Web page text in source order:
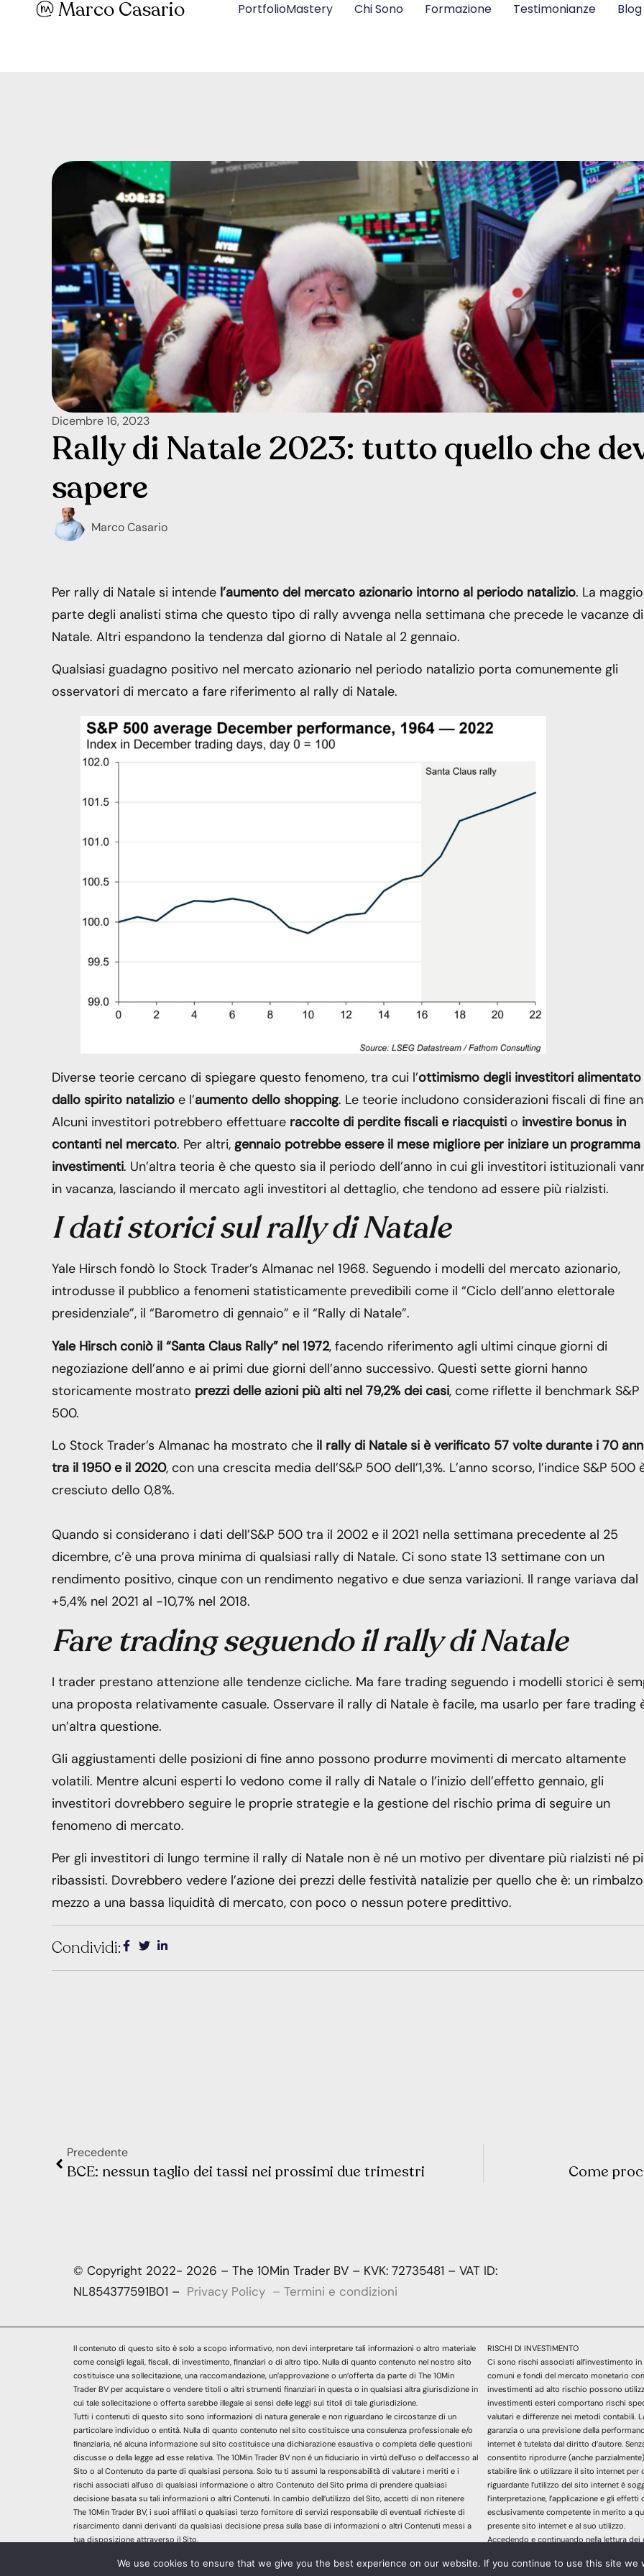
Marco Casario PortfolioMastery Chi Sono Formazione Testimonianze Blog
Dicembre 16, 2023
Rally di Natale 2023: tutto quello che
sapere
Marco Casario
Per rally di Natale si intende l’aumento del mercato azionario intorno al periodo natalizio. La
parte degli analisti stima che questo tipo di rally avvenga nella settimana che precede le vacanze di
Natale. Altri espandono la tendenza dal giorno di Natale al 2 gennaio.
Qualsiasi guadagno positivo nel mercato azionario nel periodo natalizio porta comunemente gli
osservatori di mercato a fare riferimento al rally di Natale.
Diverse teorie cercano di spiegare questo fenomeno, tra cui l’ottimismo degli investitori alimentato
dallo spirito natalizio e l’aumento dello shopping. Le teorie includono considerazioni fiscali di fine
Alcuni investitori potrebbero effettuare raccolte di perdite fiscali e riacquisti o investire bonus in
contanti nel mercato. Per altri, gennaio potrebbe essere il mese migliore per iniziare un programma
investimenti. Un’altra teoria è che questo sia il periodo dell’anno in cui gli investitori istituzionali
in vacanza, lasciando il mercato agli investitori al dettaglio, che tendono ad essere più rialzisti.
I dati storici sul rally di Natale
Yale Hirsch fondò lo Stock Trader’s Almanac nel 1968. Seguendo i modelli del mercato azionario,
introdusse il pubblico a fenomeni statisticamente prevedibili come il “Ciclo dell’anno elettorale
presidenziale”, il “Barometro di gennaio” e il “Rally di Natale”.
Yale Hirsch coniò il “Santa Claus Rally” nel 1972, facendo riferimento agli ultimi cinque giorni di
negoziazione dell’anno e ai primi due giorni dell’anno successivo. Questi sette giorni hanno
storicamente mostrato prezzi delle azioni più alti nel 79,2% dei casi, come riflette il benchmark S&P
500.
Lo Stock Trader’s Almanac ha mostrato che il rally di Natale si è verificato 57 volte durante i 70
tra il 1950 e il 2020, con una crescita media dell’S&P 500 dell’1,3%. L’anno scorso, l’indice S&P 500
cresciuto dello 0,8%.
Quando si considerano i dati dell’S&P 500 tra il 2002 e il 2021 nella settimana precedente al 25
dicembre, c’è una prova minima di qualsiasi rally di Natale. Ci sono state 13 settimane con un
rendimento positivo, cinque con un rendimento negativo e due senza variazioni. Il range variava dal
+5,4% nel 2021 al -10,7% nel 2018.
Fare trading seguendo il rally di Natale
I trader prestano attenzione alle tendenze cicliche. Ma fare trading seguendo i modelli storici è
una proposta relativamente casuale. Osservare il rally di Natale è facile, ma usarlo per fare trading
un’altra questione.
Gli aggiustamenti delle posizioni di fine anno possono produrre movimenti di mercato altamente
volatili. Mentre alcuni esperti lo vedono come il rally di Natale o l’inizio dell’effetto gennaio, gli
investitori dovrebbero seguire le proprie strategie e la gestione del rischio prima di seguire un
fenomeno di mercato.
Per gli investitori di lungo termine il rally di Natale non è né un motivo per diventare più rialzisti né
ribassisti. Dovrebbero vedere l’azione dei prezzi delle festività natalizie per quello che è: un
mezzo a una bassa liquidità di mercato, con poco o nessun potere predittivo.
Condividi:
Precedente
BCE: nessun taglio dei tassi nei prossimi due trimestri Come
© Copyright 2022- 2026 – The 10Min Trader BV – KVK: 72735481 – VAT ID:
NL854377591B01 – Privacy Policy – Termini e condizioni
Il contenuto di questo sito è solo a scopo informativo, non devi interpretare tali informazioni o altro materiale
come consigli legali, fiscali, di investimento, finanziari o di altro tipo. Nulla di quanto contenuto nel nostro sito
costituisce una sollecitazione, una raccomandazione, un’approvazione o un’offerta da parte di The 10Min
Trader BV per acquistare o vendere titoli o altri strumenti finanziari in questa o in qualsiasi altra giurisdizione in
cui tale sollecitazione o offerta sarebbe illegale ai sensi delle leggi sui titoli di tale giurisdizione.
Tutti i contenuti di questo sito sono informazioni di natura generale e non riguardano le circostanze di un
particolare individuo o entità. Nulla di quanto contenuto nel sito costituisce una consulenza professionale e/o
finanziaria, né alcuna informazione sul sito costituisce una dichiarazione esaustiva o completa delle questioni
discusse o della legge ad esse relativa. The 10Min Trader BV non è un fiduciario in virtù dell’uso o dell’accesso al
Sito o al Contenuto da parte di qualsiasi persona. Solo tu ti assumi la responsabilità di valutare i meriti e i
rischi associati all’uso di qualsiasi informazione o altro Contenuto del Sito prima di prendere qualsiasi
decisione basata su tali informazioni o altri Contenuti. In cambio dell’utilizzo del Sito, accetti di non ritenere
The 10Min Trader BV, i suoi affiliati o qualsiasi terzo fornitore di servizi responsabile di eventuali richieste di
risarcimento danni derivanti da qualsiasi decisione presa sulla base di informazioni o altri Contenuti messi a
tua disposizione attraverso il Sito.
RISCHI DI INVESTIMENTO
Ci sono rischi associati all’investimento
comuni e fondi del mercato monetario
investimenti ad alto rischio possono
investimenti esteri comportano rischi
valutari e differenze nei metodi contabili.
garanzia o una previsione della
internet è tutelata dal diritto d’autore.
consentito riprodurre (anche
stabilire link o utilizzare il sito internet per
riguardante l’utilizzo del sito internet è
l’interpretazione, l’applicazione e gli
esclusivamente competente in merito a
presente sito internet e al suo utilizzo.
Accedendo e continuando nella lettura
We use cookies to ensure that we give you the best experience on our website. If you continue to use this site we